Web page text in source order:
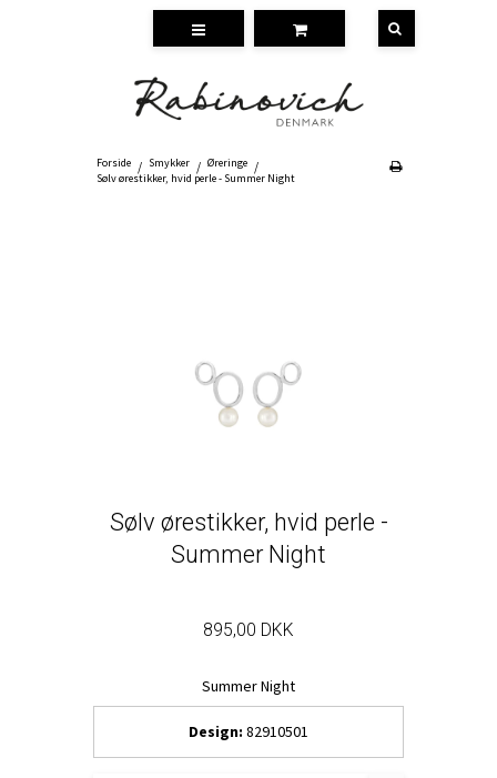
Forside / Smykker / Øreringe /
Sølv ørestikker, hvid perle - Summer Night
Sølv ørestikker, hvid perle -
Summer Night
895,00 DKK
Summer Night
Design: 82910501